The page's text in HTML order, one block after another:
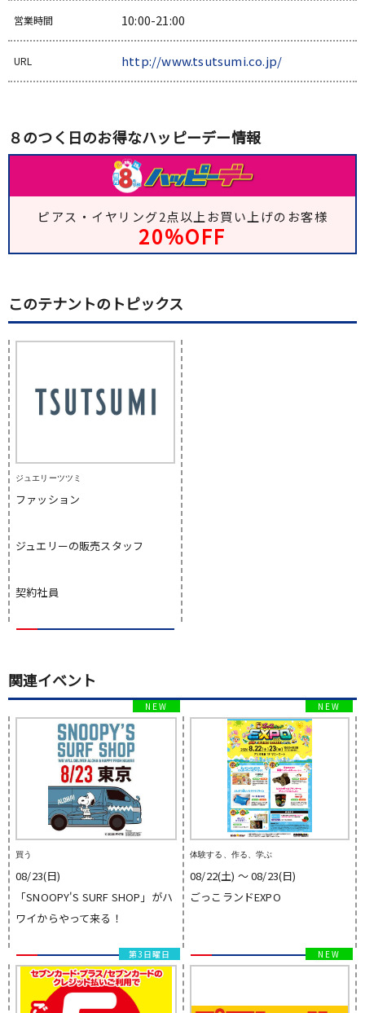
営業時間 10:00-21:00
URL http://www.tsutsumi.co.jp/
８のつく日のお得なハッピーデー情報
ピアス・イヤリング2点以上お買い上げのお客様
20％OFF
このテナントのトピックス
ジュエリーツツミ
ファッション
ジュエリーの販売スタッフ
契約社員
関連イベント
買う
08/23(日)
「SNOOPY'S SURF SHOP」がハ
ワイからやって来る！
体験する、作る、学ぶ
08/22(土) 〜 08/23(日)
ごっこランドEXPO
第3日曜日